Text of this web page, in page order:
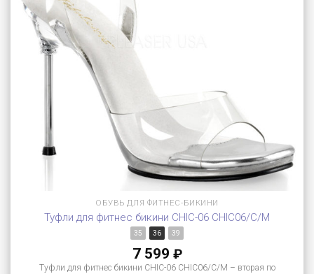
ОБУВЬ ДЛЯ ФИТНЕС-БИКИНИ
Туфли для фитнес бикини CHIC-06 CHIC06/C/M
35 36 39
7 599 ₽
Туфли для фитнес бикини CHIC-06 CHIC06/C/M – вторая по